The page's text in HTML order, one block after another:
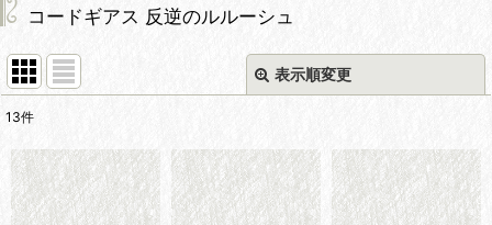
コードギアス 反逆のルルーシュ
表示順変更
並び順:
13件